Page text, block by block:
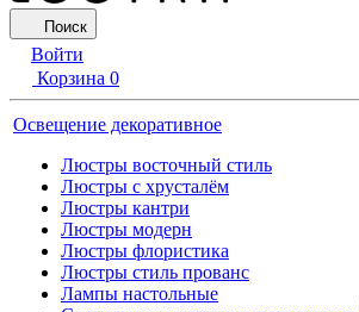
Поиск
Войти
Корзина 0
Освещение декоративное
Люстры восточный стиль
Люстры с хрусталём
Люстры кантри
Люстры модерн
Люстры флористика
Люстры стиль прованс
Лампы настольные